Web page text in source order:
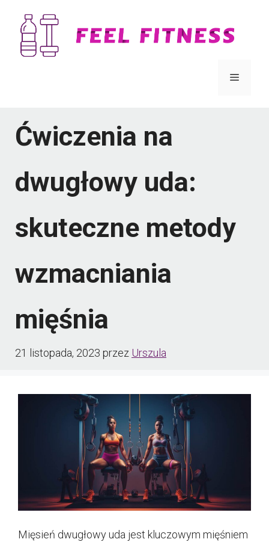
treści
Menu
Ćwiczenia na
dwugłowy uda:
skuteczne metody
wzmacniania
mięśnia
21 listopada, 2023 przez Urszula
Mięsień dwugłowy uda jest kluczowym mięśniem